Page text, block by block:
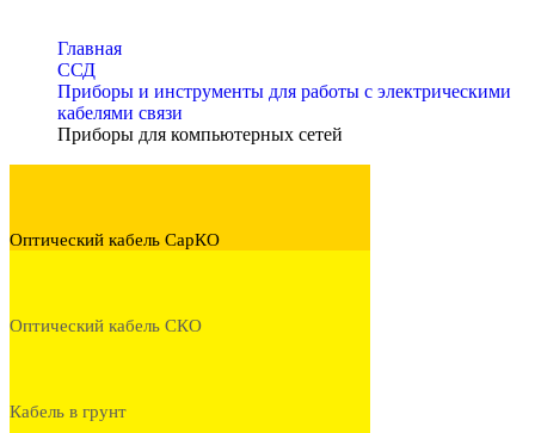
Главная
ССД
Приборы и инструменты для работы с электрическими
кабелями связи
Приборы для компьютерных сетей
Оптический кабель СарКО
Оптический кабель СКО
Кабель в грунт